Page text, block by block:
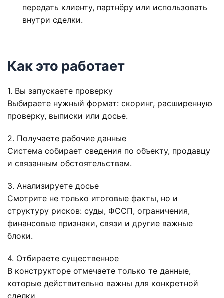
передать клиенту, партнёру или использовать
внутри сделки.
Как это работает
1. Вы запускаете проверку
Выбираете нужный формат: скоринг, расширенную
проверку, выписки или досье.
2. Получаете рабочие данные
Система собирает сведения по объекту, продавцу
и связанным обстоятельствам.
3. Анализируете досье
Смотрите не только итоговые факты, но и
структуру рисков: суды, ФССП, ограничения,
финансовые признаки, связи и другие важные
блоки.
4. Отбираете существенное
В конструкторе отмечаете только те данные,
которые действительно важны для конкретной
сделки.